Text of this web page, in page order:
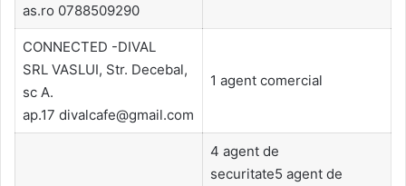
as.ro 0788509290
CONNECTED -DIVAL
SRL VASLUI, Str. Decebal,
sc A.
ap.17 divalcafe@gmail.com
1 agent comercial
4 agent de
securitate5 agent de